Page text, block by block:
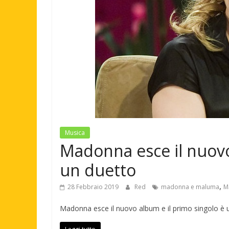
Musica
Madonna esce il
un duetto
28 Febbraio 2019 Red madonna e maluma,
Madonna esce il nuovo album e il primo singolo